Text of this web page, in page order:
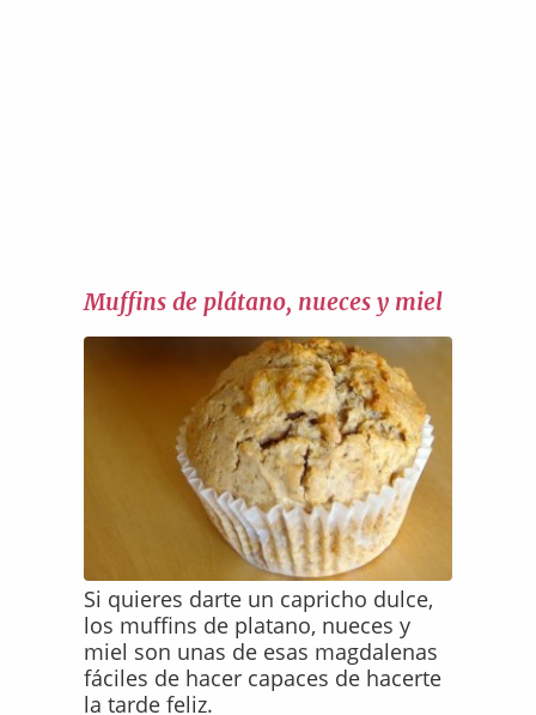
Muffins de plátano, nueces y miel
Si quieres darte un capricho dulce,
los muffins de platano, nueces y
miel son unas de esas magdalenas
fáciles de hacer capaces de hacerte
la tarde feliz.